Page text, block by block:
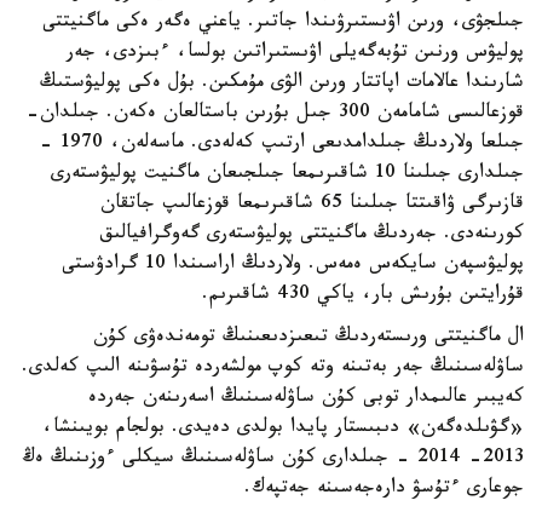
جىلجۋى، ورىن اۋىستىرۋىندا جاتىر. ياعني ەگەر ەكى ماگنيتتى
پوليۋس ورنىن تۇبەگەيلى اۋىستىراتىن بولسا، ءبىزدى، جەر
شارىندا عالامات اپاتتار ورىن الۋى مۇمكىن. بۇل ەكى پوليۋستىڭ
قوزعالىسى شامامەن 300 جىل بۇرىن باستالعان ەكەن. جىلدان-
جىلعا ولاردىڭ جىلدامدىعى ارتىپ كەلەدى. ماسەلەن، 1970 -
جىلدارى جىلىنا 10 شاقىرىمعا جىلجىعان ماگنيت پوليۋستەرى
قازىرگى ۋاقىتتا جىلىنا 65 شاقىرىمعا قوزعالىپ جاتقان
كورىنەدى. جەردىڭ ماگنيتتى پوليۋستەرى گەوگرافيالىق
پوليۋسپەن سايكەس ەمەس. ولاردىڭ اراسىندا 10 گرادۋستى
قۇرايتىن بۇرىش بار، ياكي 430 شاقىرىم.
ال ماگنيتتى ورىستەردىڭ تىعىزدىعىنىڭ تومەندەۋى كۇن
ساۋلەسىنىڭ جەر بەتىنە وتە كوپ مولشەردە تۇسۋىنە الىپ كەلدى.
كەيبىر عالىمدار توبى كۇن ساۋلەسىنىڭ اسەرىنەن جەردە
«گۋىلدەگەن» دىبىستار پايدا بولدى دەيدى. بولجام بويىنشا،
2013- 2014 - جىلدارى كۇن ساۋلەسىنىڭ سيكلى ءوزىنىڭ ەڭ
جوعارى ءتۇسۋ دارەجەسىنە جەتپەك.